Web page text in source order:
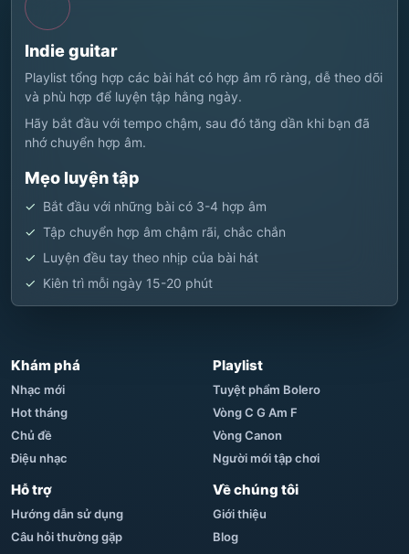
Indie guitar
Playlist tổng hợp các bài hát có hợp âm rõ ràng, dễ theo dõi
và phù hợp để luyện tập hằng ngày.
Hãy bắt đầu với tempo chậm, sau đó tăng dần khi bạn đã
nhớ chuyển hợp âm.
Mẹo luyện tập
Bắt đầu với những bài có 3-4 hợp âm
Tập chuyển hợp âm chậm rãi, chắc chắn
Luyện đều tay theo nhịp của bài hát
Kiên trì mỗi ngày 15-20 phút
Khám phá
Nhạc mới
Hot tháng
Chủ đề
Điệu nhạc
Playlist
Tuyệt phẩm Bolero
Vòng C G Am F
Vòng Canon
Người mới tập chơi
Hỗ trợ
Hướng dẫn sử dụng
Câu hỏi thường gặp
Về chúng tôi
Giới thiệu
Blog